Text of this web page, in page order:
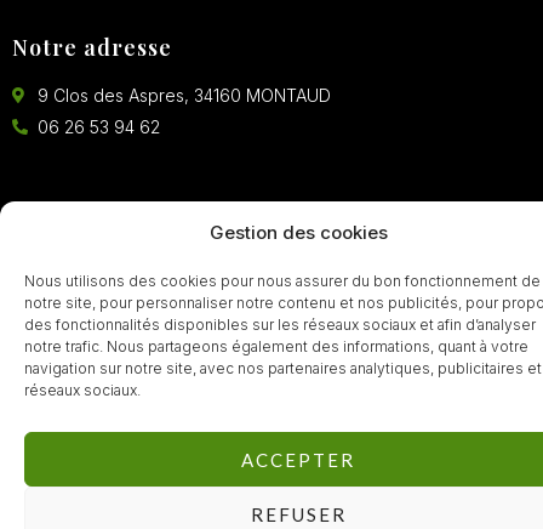
Gestion des cookies
Nous utilisons des cookies pour nous assurer du bon fonctionnement de
notre site, pour personnaliser notre contenu et nos publicités, pour
des fonctionnalités disponibles sur les réseaux sociaux et afin d’analyser
notre trafic. Nous partageons également des informations, quant à votre
navigation sur notre site, avec nos partenaires analytiques, publicitaires
réseaux sociaux.
ACCEPTER
REFUSER
Notre adresse
9 Clos des Aspres, 34160 MONTAUD
06 26 53 94 62
© 2022 Isatis.eco